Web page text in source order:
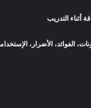
الفوائد، الأضرار،